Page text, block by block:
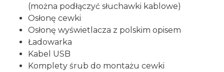
(można podłączyć słuchawki kablowe)
Osłonę cewki
Osłonę wyświetlacza z polskim opisem
Ładowarka
Kabel USB
Komplety śrub do montażu cewki